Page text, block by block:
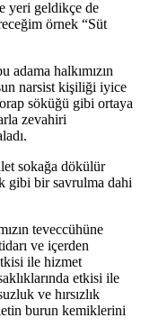
yeri geldikçe de
örnek “Süt
adama halkımızın
narsist kişiliği iyice
söküğü gibi ortaya
zevahiri
sokağa dökülür
gibi bir savrulma dahi
teveccühüne
ve içerden
ile hizmet
etkisi ile
ve hırsızlık
burun kemiklerini